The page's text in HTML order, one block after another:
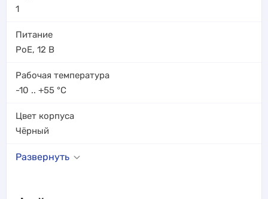
1
Питание
PoE, 12 В
Рабочая температура
-10 .. +55 °C
Цвет корпуса
Чёрный
Развернуть